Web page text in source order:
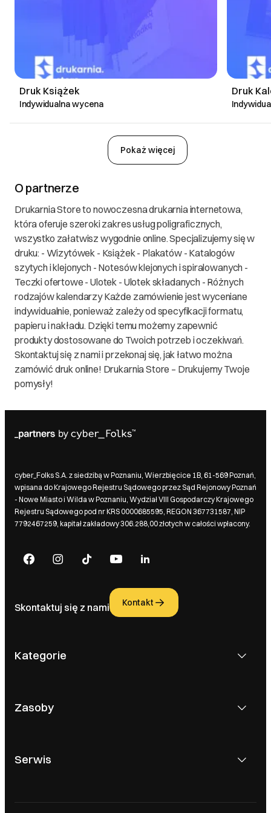
Druk Książek
Indywidualna wycena
Druk
Pokaż więcej
O partnerze
Drukarnia Store to nowoczesna drukarnia internetowa,
która oferuje szeroki zakres usług poligraficznych,
wszystko załatwisz wygodnie online. Specjalizujemy się w
druku: - Wizytówek - Książek - Plakatów - Katalogów
szytych i klejonych - Notesów klejonych i spiralowanych -
Teczki ofertowe - Ulotek - Ulotek składanych - Różnych
rodzajów kalendarzy Każde zamówienie jest wyceniane
indywidualnie, ponieważ zależy od specyfikacji formatu,
papieru i nakładu. Dzięki temu możemy zapewnić
produkty dostosowane do Twoich potrzeb i oczekiwań.
Skontaktuj się z nami i przekonaj się, jak łatwo można
zamówić druk online! Drukarnia Store – Drukujemy Twoje
pomysły!
cyber_Folks S.A. z siedzibą w Poznaniu, Wierzbięcice 1B, 61-569 Poznań,
wpisana do Krajowego Rejestru Sądowego przez Sąd Rejonowy Poznań
- Nowe Miasto i Wilda w Poznaniu, Wydział VIII Gospodarczy Krajowego
Rejestru Sądowego pod nr KRS 0000685595, REGON 367731587, NIP
7792467259, kapitał zakładowy 306.288,00 złotych w całości wpłacony.
Skontaktuj się z nami Kontakt
Kategorie
Zasoby
Serwis